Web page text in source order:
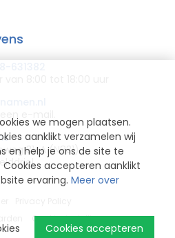
we mogen plaatsen.
aanklikt verzamelen wij
en help je ons de site te
accepteren aanklikt
ervaring. Meer over
Cookies accepteren
31-A (N831)
Cookie-instellingen